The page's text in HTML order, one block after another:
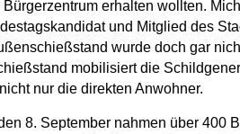
erhalten wollten.
und Mitglied des
wurde doch gar
mobilisiert die
nur die direkten Anwohner.
8. September nahmen über 400